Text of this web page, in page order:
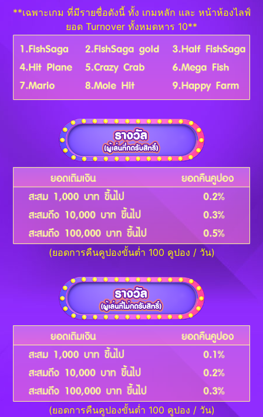
**เฉพาะเกม ที่มีรายชื่อดังนี้ ทั้ง เกมหลัก และ หน้าห้องไลฟ์
ยอด Turnover ทั้งหมดหาร 10**
(ยอดการคืนคูปองขั้นต่ำ 100 คูปอง / วัน)
(ยอดการคืนคูปองขั้นต่ำ 100 คูปอง / วัน)